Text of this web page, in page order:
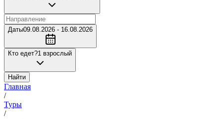
Даты09.08.2026 - 16.08.2026
Кто едет?1 взрослый
Найти
Главная
/
Туры
/